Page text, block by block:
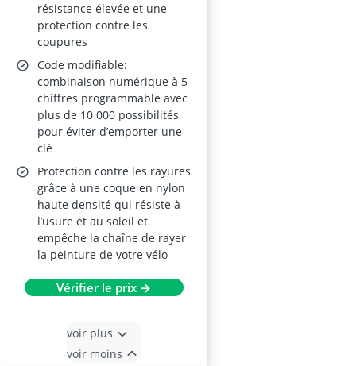
résistance élevée et une
protection contre les
coupures
Code modifiable:
combinaison numérique à 5
chiffres programmable avec
plus de 10 000 possibilités
pour éviter d’emporter une
clé
Protection contre les rayures
grâce à une coque en nylon
haute densité qui résiste à
l’usure et au soleil et
empêche la chaîne de rayer
la peinture de votre vélo
Vérifier le prix →
voir plus
voir moins